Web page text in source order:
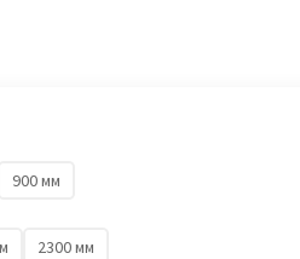
900 мм
2300 мм